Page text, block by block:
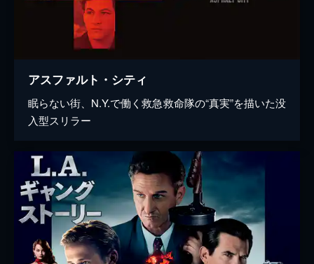
アスファルト・シティ
眠らない街、N.Y.で働く救急救命隊の“真実”を描いた没
入型スリラー